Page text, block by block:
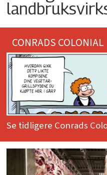
CONRADS COLONIAL
Se tidligere Conrads